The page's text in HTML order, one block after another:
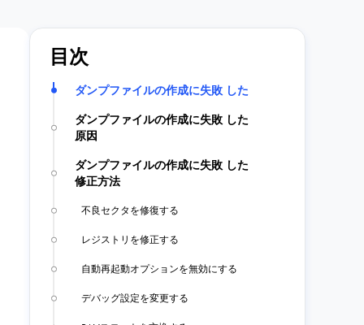
目次
ダンプファイルの作成に失敗 した
ダンプファイルの作成に失敗 した
原因
ダンプファイルの作成に失敗 した
修正方法
不良セクタを修復する
レジストリを修正する
自動再起動オプションを無効にする
デバッグ設定を変更する